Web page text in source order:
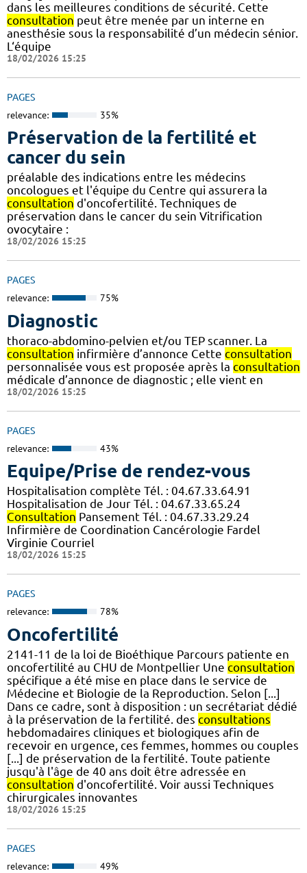
dans les meilleures conditions de sécurité. Cette
consultation peut être menée par un interne en
anesthésie sous la responsabilité d’un médecin sénior.
L‘équipe
18/02/2026 15:25
PAGES
relevance: 35%
Préservation de la fertilité et
cancer du sein
préalable des indications entre les médecins
oncologues et l'équipe du Centre qui assurera la
consultation d'oncofertilité. Techniques de
préservation dans le cancer du sein Vitrification
ovocytaire :
18/02/2026 15:25
PAGES
relevance: 75%
Diagnostic
thoraco-abdomino-pelvien et/ou TEP scanner. La
consultation infirmière d’annonce Cette consultation
personnalisée vous est proposée après la consultation
médicale d’annonce de diagnostic ; elle vient en
18/02/2026 15:25
PAGES
relevance: 43%
Equipe/Prise de rendez-vous
Hospitalisation complète Tél. : 04.67.33.64.91
Hospitalisation de Jour Tél. : 04.67.33.65.24
Consultation Pansement Tél. : 04.67.33.29.24
Infirmière de Coordination Cancérologie Fardel
Virginie Courriel
18/02/2026 15:25
PAGES
relevance: 78%
Oncofertilité
2141-11 de la loi de Bioéthique Parcours patiente en
oncofertilité au CHU de Montpellier Une consultation
spécifique a été mise en place dans le service de
Médecine et Biologie de la Reproduction. Selon [...]
Dans ce cadre, sont à disposition : un secrétariat dédié
à la préservation de la fertilité. des consultations
hebdomadaires cliniques et biologiques afin de
recevoir en urgence, ces femmes, hommes ou couples
[...] de préservation de la fertilité. Toute patiente
jusqu'à l'âge de 40 ans doit être adressée en
consultation d'oncofertilité. Voir aussi Techniques
chirurgicales innovantes
18/02/2026 15:25
PAGES
relevance: 49%